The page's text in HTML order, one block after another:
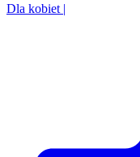
Dla kobiet |